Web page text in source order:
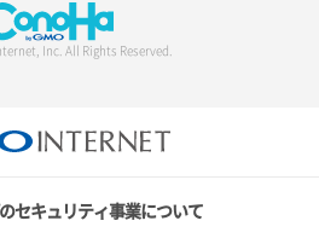
Inc. All Rights Reserved.
セキュリティ事業について